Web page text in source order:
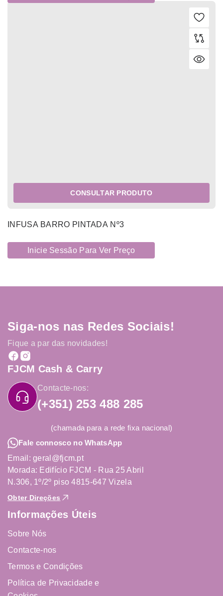
CONSULTAR PRODUTO
INFUSA BARRO PINTADA Nº3
Inicie Sessão Para Ver Preço
Siga-nos nas Redes Sociais!
Fique a par das novidades!
FJCM Cash & Carry
Contacte-nos:
(+351) 253 488 285
(chamada para a rede fixa nacional)
Fale connosco no WhatsApp
Email: geral@fjcm.pt
Morada: Edifício FJCM - Rua 25 Abril
N.306, 1º/2º piso 4815-647 Vizela
Obter Direções
Informações Úteis
Sobre Nós
Contacte-nos
Termos e Condições
Política de Privacidade e